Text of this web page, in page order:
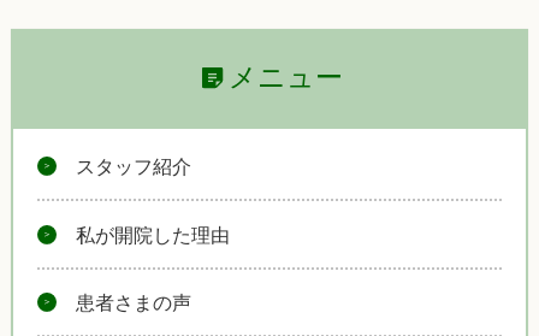
メニュー
スタッフ紹介
私が開院した理由
患者さまの声